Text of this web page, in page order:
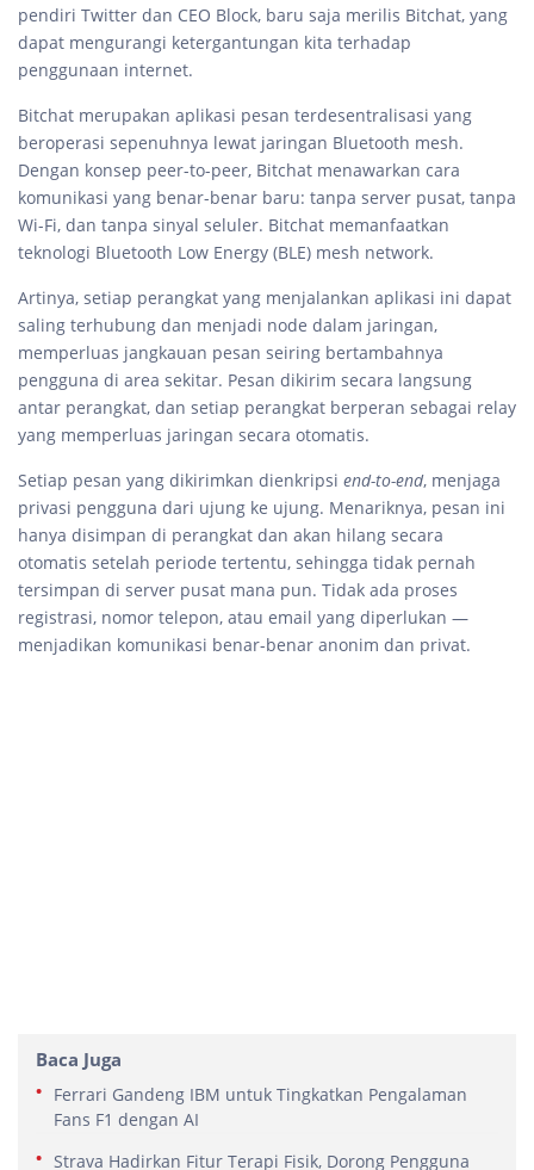
pendiri Twitter dan CEO Block, baru saja merilis Bitchat, yang
dapat mengurangi ketergantungan kita terhadap
penggunaan internet.
Bitchat merupakan aplikasi pesan terdesentralisasi yang
beroperasi sepenuhnya lewat jaringan Bluetooth mesh.
Dengan konsep peer-to-peer, Bitchat menawarkan cara
komunikasi yang benar-benar baru: tanpa server pusat, tanpa
Wi-Fi, dan tanpa sinyal seluler. Bitchat memanfaatkan
teknologi Bluetooth Low Energy (BLE) mesh network.
Artinya, setiap perangkat yang menjalankan aplikasi ini dapat
saling terhubung dan menjadi node dalam jaringan,
memperluas jangkauan pesan seiring bertambahnya
pengguna di area sekitar. Pesan dikirim secara langsung
antar perangkat, dan setiap perangkat berperan sebagai relay
yang memperluas jaringan secara otomatis.
Setiap pesan yang dikirimkan dienkripsi end-to-end, menjaga
privasi pengguna dari ujung ke ujung. Menariknya, pesan ini
hanya disimpan di perangkat dan akan hilang secara
otomatis setelah periode tertentu, sehingga tidak pernah
tersimpan di server pusat mana pun. Tidak ada proses
registrasi, nomor telepon, atau email yang diperlukan —
menjadikan komunikasi benar-benar anonim dan privat.
Baca Juga
Ferrari Gandeng IBM untuk Tingkatkan Pengalaman
Fans F1 dengan AI
Strava Hadirkan Fitur Terapi Fisik, Dorong Pengguna